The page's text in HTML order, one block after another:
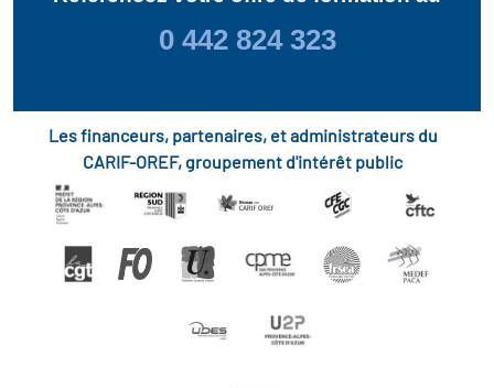
0 442 824 323
Les financeurs, partenaires, et administrateurs du
CARIF-OREF, groupement d'intérêt public